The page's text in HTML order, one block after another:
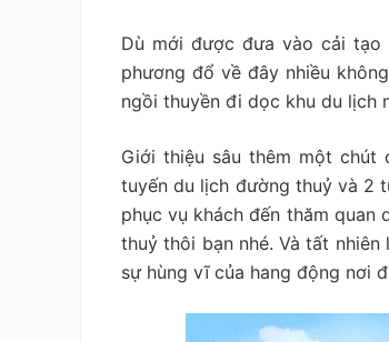
Dù mới được đưa vào cải tạo
phương đổ về đây nhiều
ngồi thuyền đi dọc khu du lịch
Giới thiệu sâu thêm một
tuyến du lịch đường thuỷ và 2
phục vụ khách đến thăm
thuỷ thôi bạn nhé. Và tất
sự hùng vĩ của hang động nơi